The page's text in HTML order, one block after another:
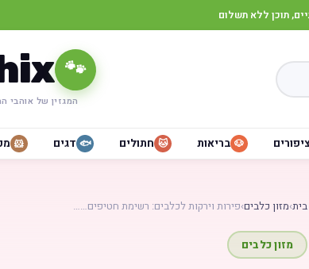
תוכן ללא תשלום
🐾
המגזין של אוהבי
🐶 בריאות 🐱 חתולים 🐟 דגים 🐹
בית›מזון כלבים›פירות וירקות לכלבים: רשימת חטיפים……
מזון כלבים